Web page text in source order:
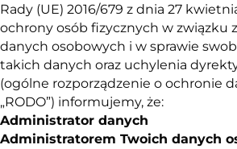
Rady (UE) 2016/679 z dnia 27
ochrony osób fizycznych w związku
danych osobowych i w sprawie
takich danych oraz uchylenia
(ogólne rozporządzenie o ochronie
„RODO”) informujemy, że:
Administrator danych
Administratorem Twoich danych